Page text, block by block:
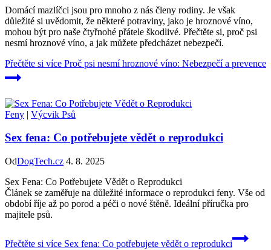
Domácí mazlíčci jsou pro mnoho z nás členy rodiny. Je však
důležité si uvědomit, že některé potraviny, jako je hroznové víno,
mohou být pro naše čtyřnohé přátele škodlivé. Přečtěte si, proč psi
nesmí hroznové víno, a jak můžete předcházet nebezpečí.
Přečtěte si více Proč psi nesmí hroznové víno: Nebezpečí a prevence
Feny | Výcvik Psů
Sex fena: Co potřebujete vědět o reprodukci
OdDogTech.cz 4. 8. 2025
Sex Fena: Co Potřebujete Vědět o Reprodukci
Článek se zaměřuje na důležité informace o reprodukci feny. Vše od
období říje až po porod a péči o nové štěně. Ideální příručka pro
majitele psů.
Přečtěte si více Sex fena: Co potřebujete vědět o reprodukci